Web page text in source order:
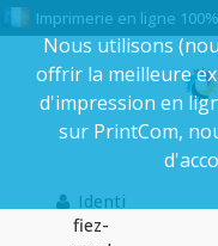
Imprimerie en ligne
Aller
à
la
Aller
au
contenu
Identi
fiez-
Nous utilisons
offrir la meilleure
d'impression en
sur PrintCom,